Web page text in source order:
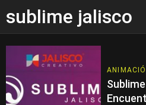
sublime jalisco